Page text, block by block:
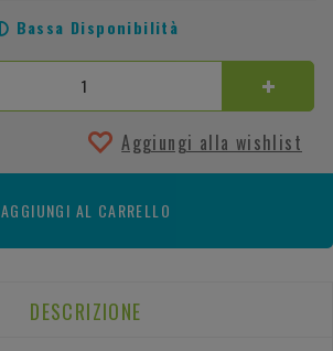
Bassa Disponibilità
Aggiungi alla wishlist
AGGIUNGI AL CARRELLO
DESCRIZIONE